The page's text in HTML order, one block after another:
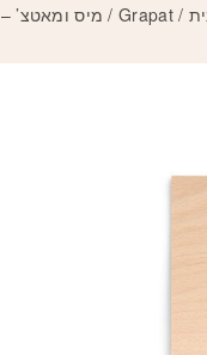
/
Grapat/ מיס ומאטצ’ – Grapat